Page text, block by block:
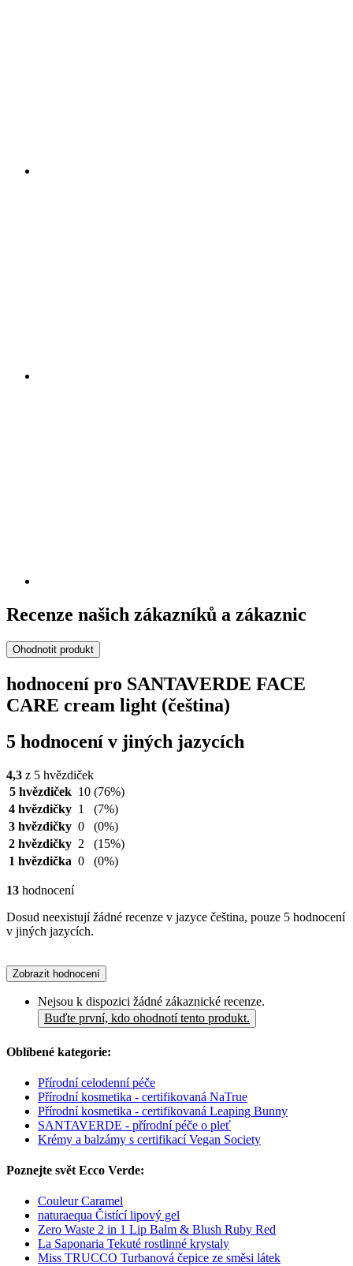
Recenze našich zákazníků a zákaznic
Ohodnotit produkt
hodnocení pro SANTAVERDE FACE
CARE cream light (čeština)
5 hodnocení v jiných jazycích
4,3 z 5 hvězdiček
5 hvězdiček 10 (76%)
4 hvězdičky 1
(7%)
3 hvězdičky 0
(0%)
2 hvězdičky 2
(15%)
1 hvězdička 0 (0%)
13 hodnocení
Dosud neexistují žádné recenze v jazyce čeština, pouze 5 hodnocení
v jiných jazycích.
Zobrazit hodnocení
Nejsou k dispozici žádné zákaznické recenze.
Buďte první, kdo ohodnotí tento produkt.
Oblíbené kategorie:
Přírodní celodenní péče
Přírodní kosmetika - certifikovaná NaTrue
Přírodní kosmetika - certifikovaná Leaping Bunny
SANTAVERDE - přírodní péče o pleť
Krémy a balzámy s certifikací Vegan Society
Poznejte svět Ecco Verde:
Couleur Caramel
naturaequa Čistící lipový gel
Zero Waste 2 in 1 Lip Balm & Blush Ruby Red
La Saponaria Tekuté rostlinné krystaly
Miss TRUCCO Turbanová čepice ze směsi látek